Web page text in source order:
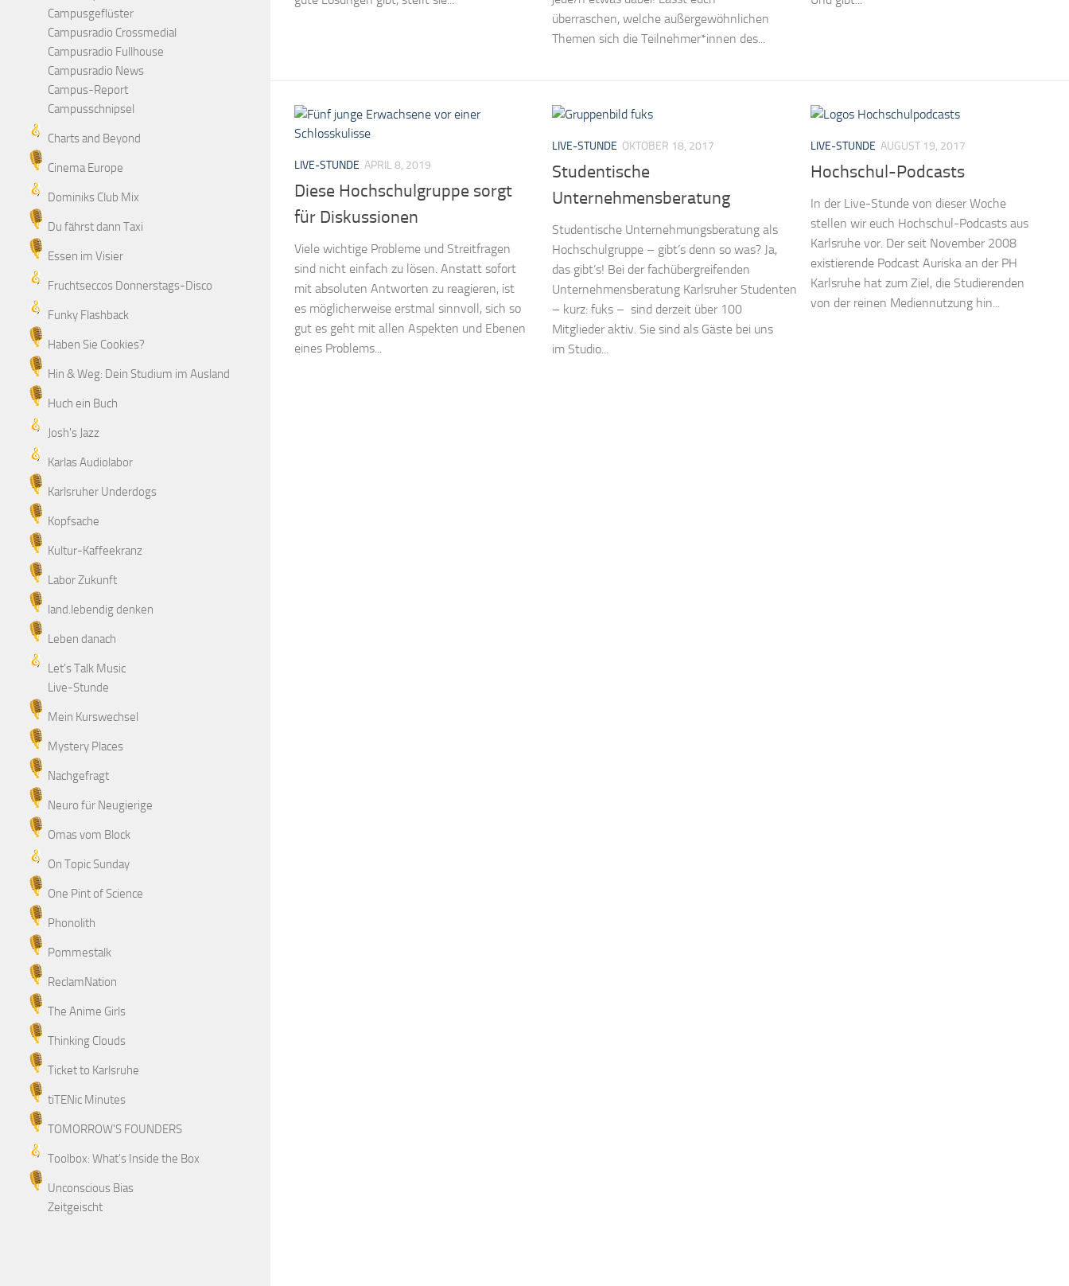
überraschen, welche außergewöhnlichen
Themen sich die Teilnehmer*innen des...
LIVE-STUNDE APRIL 8, 2019
Diese Hochschulgruppe sorgt
für Diskussionen
Viele wichtige Probleme und Streitfragen
sind nicht einfach zu lösen. Anstatt sofort
mit absoluten Antworten zu reagieren, ist
es möglicherweise erstmal sinnvoll, sich so
gut es geht mit allen Aspekten und Ebenen
eines Problems...
LIVE-STUNDE OKTOBER 18, 2017
Studentische
Unternehmensberatung
Studentische Unternehmungsberatung als
Hochschulgruppe – gibt’s denn so was? Ja,
das gibt’s! Bei der fachübergreifenden
Unternehmensberatung Karlsruher Studenten
– kurz: fuks – sind derzeit über 100
Mitglieder aktiv. Sie sind als Gäste bei uns
im Studio...
LIVE-STUNDE AUGUST 19, 2017
Hochschul-Podcasts
In der Live-Stunde von dieser Woche
stellen wir euch Hochschul-Podcasts aus
Karlsruhe vor. Der seit November 2008
existierende Podcast Auriska an der PH
Karlsruhe hat zum Ziel, die Studierenden
von der reinen Mediennutzung hin...
Campusgeflüster
Campusradio Crossmedial
Campusradio Fullhouse
Campusradio News
Campus-Report
Campusschnipsel
Charts and Beyond
Cinema Europe
Dominiks Club Mix
Du fährst dann Taxi
Essen im Visier
Fruchtseccos Donnerstags-Disco
Funky Flashback
Haben Sie Cookies?
Hin & Weg: Dein Studium im Ausland
Huch ein Buch
Josh's Jazz
Karlas Audiolabor
Karlsruher Underdogs
Kopfsache
Kultur-Kaffeekranz
Labor Zukunft
land.lebendig denken
Leben danach
Let's Talk Music
Live-Stunde
Mein Kurswechsel
Mystery Places
Nachgefragt
Neuro für Neugierige
Omas vom Block
On Topic Sunday
One Pint of Science
Phonolith
Pommestalk
ReclamNation
The Anime Girls
Thinking Clouds
Ticket to Karlsruhe
tiTENic Minutes
TOMORROW'S FOUNDERS
Toolbox: What's Inside the Box
Unconscious Bias
Zeitgeischt